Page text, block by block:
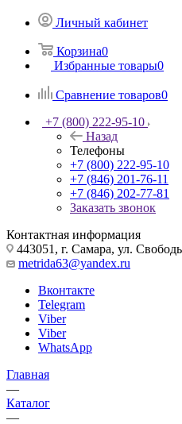
Личный кабинет
Корзина0
Избранные товары0
Сравнение товаров0
+7 (800) 222-95-10
Назад
Телефоны
+7 (800) 222-95-10
+7 (846) 201-76-11
+7 (846) 202-77-81
Заказать звонок
Контактная информация
443051, г. Самара, ул.
metrida63@yandex.ru
Вконтакте
Telegram
Viber
Viber
WhatsApp
Главная
—
Каталог
—